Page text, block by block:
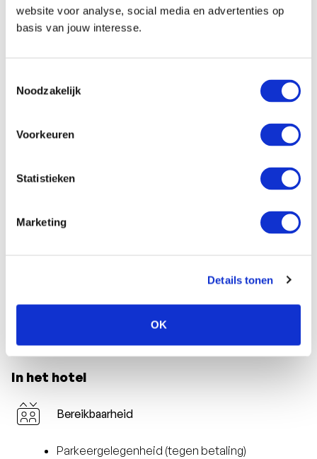
website voor analyse, social media en advertenties op
basis van jouw interesse.
Noodzakelijk
Voorkeuren
Statistieken
Marketing
Details tonen
OK
Faciliteiten
Minibar
Communicatie en vermaak
Flatscreen TV
Ligbad met douche in bad of alleen douche
Föhn
In het hotel
Bereikbaarheid
Parkeergelegenheid (tegen betaling)